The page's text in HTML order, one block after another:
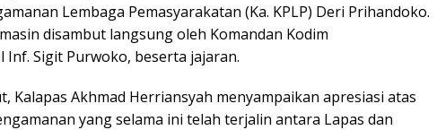
Lembaga Pemasyarakatan (Ka. KPLP) Deri Prihandoko.
disambut langsung oleh Komandan Kodim
Inf. Sigit Purwoko, beserta jajaran.
Kalapas Akhmad Herriansyah menyampaikan apresiasi atas
yang selama ini telah terjalin antara Lapas dan